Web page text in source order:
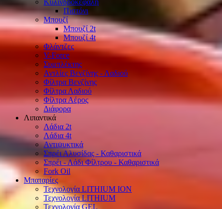
Κυλινδροκεφαλή
Πιστόνι
Μπουζί
Μπουζί 2t
Μπουζί 4t
Φλάντζες
V-Force
Συμπλέκτης
Αντλίες Βενζίνης - Λαδιού
Φίλτρα Βενζίνης
Φίλτρα Λαδιού
Φίλτρα Αέρος
Διάφορα
Λιπαντικά
Λάδια 2t
Λάδια 4t
Αντιψυκτικά
Σπρέι Αλυσίδας - Καθαριστικά
Σπρέι - Λάδι Φίλτρου - Καθαριστικά
Fork Oil
Μπαταρίες
Τεχνολογία LITHIUM ION
Τεχνολογία LITHIUM
Τεχνολογία GEL